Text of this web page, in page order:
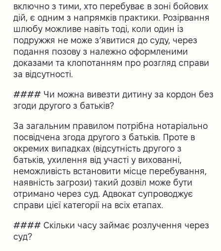
включно з тими, хто перебуває в зоні бойових
дій, є одним з напрямків практики. Розірвання
шлюбу можливе навіть тоді, коли один із
подружжя не може з’явитися до суду, через
подання позову з належно оформленими
доказами та клопотанням про розгляд справи
за відсутності.
#### Чи можна вивезти дитину за кордон без
згоди другого з батьків?
За загальним правилом потрібна нотаріально
посвідчена згода другого з батьків. Проте в
окремих випадках (відсутність другого з
батьків, ухилення від участі у вихованні,
неможливість встановити місце перебування,
наявність загрози) такий дозвіл може бути
отримано через суд. Адвокат супроводжує
справи цієї категорії на всіх етапах.
#### Скільки часу займає розлучення через
суд?